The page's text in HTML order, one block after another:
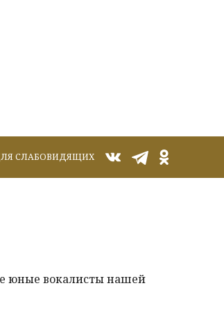
СЛАБОВИДЯЩИХ
юные вокалисты нашей